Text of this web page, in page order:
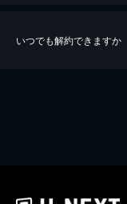
いつでも解約できますか